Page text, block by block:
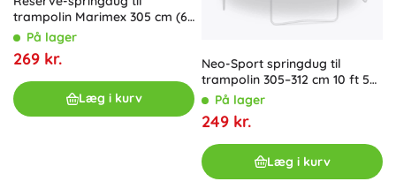
trampolin Marimex 305 cm (64
fjedre, diameter 260 cm)
På lager
269 kr.
Læg i kurv
Neo-Sport springdug til
trampolin 305–312 cm 10 ft 54
fjedre
På lager
249 kr.
Læg i kurv